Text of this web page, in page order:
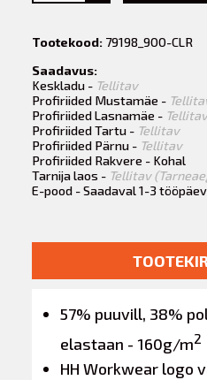
Tootekood:79198_900-CLR
Saadavus:
Keskladu - Tellitav
Profiriided Mustamäe -
Profiriided Lasnamäe - Tellitav
Profiriided Tartu - Tellitav
Profiriided Pärnu - Tellitav
Profiriided Rakvere - Kohal
Tarnija laos - Tellitav
E-pood - Saadaval 1-3
57% puuvill, 38%
elastaan - 160g/m2
HH Workwear logo